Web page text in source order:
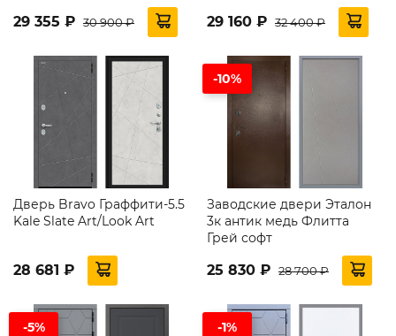
29 355 ₽ 30 900 ₽ 29 160 ₽ 32 400 ₽
Дверь Bravo Граффити-5.5
Kale Slate Art/Look Art
28 681 ₽
-10%
Заводские двери Эталон
3к антик медь Флитта
Грей софт
25 830 ₽ 28 700 ₽
-5% -1%